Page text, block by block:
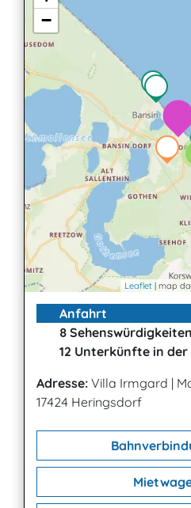
−
Leaflet | map
Anfahrt
8
12 Unterkünfte in der
Adresse: Villa Irmgard |
17424 Heringsdorf